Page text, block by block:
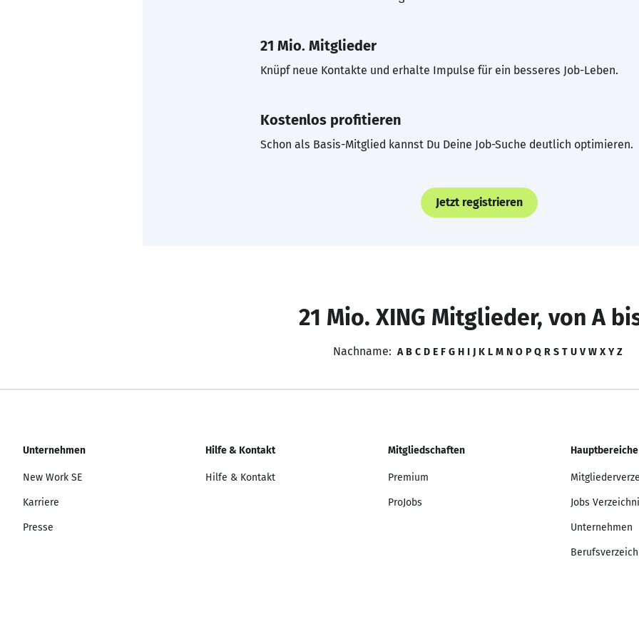
21 Mio. Mitglieder
Knüpf neue Kontakte und erhalte Impulse für ein besseres Job-Leben.
Kostenlos profitieren
Schon als Basis-Mitglied kannst Du Deine Job-Suche deutlich optimieren.
Jetzt registrieren
21 Mio. XING Mitglieder, von A
Nachname: A B C D E F G H I J K L M N O P Q R S T U V W X Y Z
Unternehmen
New Work SE
Karriere
Presse
Hilfe & Kontakt
Hilfe & Kontakt
Mitgliedschaften
Premium
ProJobs
Hauptbereiche
Jobs
Unternehmen